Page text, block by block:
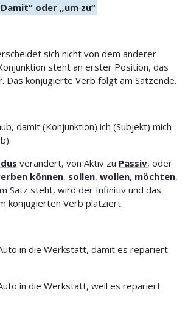
oder „um zu“
sich nicht von dem anderer
steht an erster Position, das
Das konjugierte Verb folgt am Satzende.
damit (Konjunktion) ich (Subjekt) mich
verändert, von Aktiv zu Passiv, oder
können, sollen, wollen, möchten,
Satz steht, wird der Infinitiv und das
konjugierten Verb platziert.
in die Werkstatt, damit es repariert
in die Werkstatt, weil es repariert